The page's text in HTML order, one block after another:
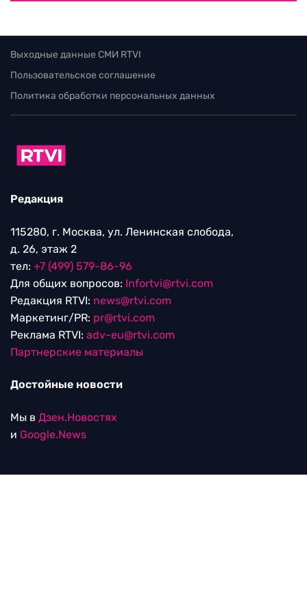
Выходные данные СМИ RTVI
Пользовательское соглашение
Политика обработки персональных данных
Редакция
115280, г. Москва, ул. Ленинская слобода,
д. 26, этаж 2
тел: +7 (499) 579-86-96
Для общих вопросов: Infortvi@rtvi.com
Редакция RTVI: news@rtvi.com
Маркетинг/PR: pr@rtvi.com
Реклама RTVI: adv-eu@rtvi.com
Партнерские материалы
Достойные новости
Мы в Дзен.Новостях
и Google.News